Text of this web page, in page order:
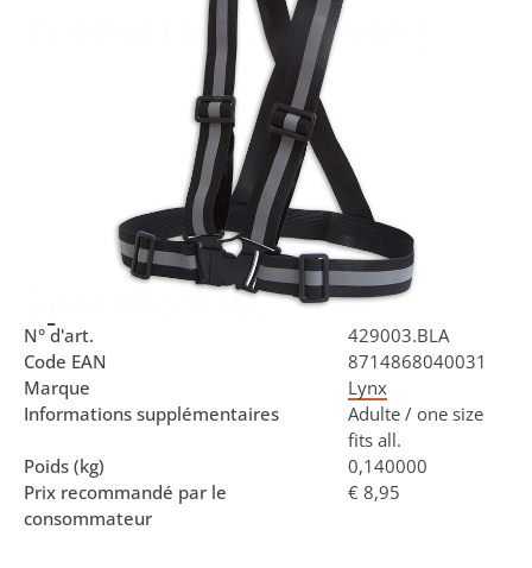
Product­omschrijving
Ce gilet de réflexion (noir) de Lynx convient aux adultes,
sans différence de taille. Il est confortable et offre une
excellente réflexion pour une bonne visibilité, ce qui en fait
le gilet réfléchissant idéal pour le running dans l'obscurité.
Le harnais réfléchissant est également idéal pour la
randonnée, le camping, la marche et le ski. Livré dans un
emballage de magasin (mural).
Specificaties
N° d'art.
429003.BLA
Code EAN
8714868040031
Marque
Lynx
Informations supplémentaires
Adulte / one size
fits all.
Poids (kg)
0,140000
Prix recommandé par le
consommateur
€ 8,95